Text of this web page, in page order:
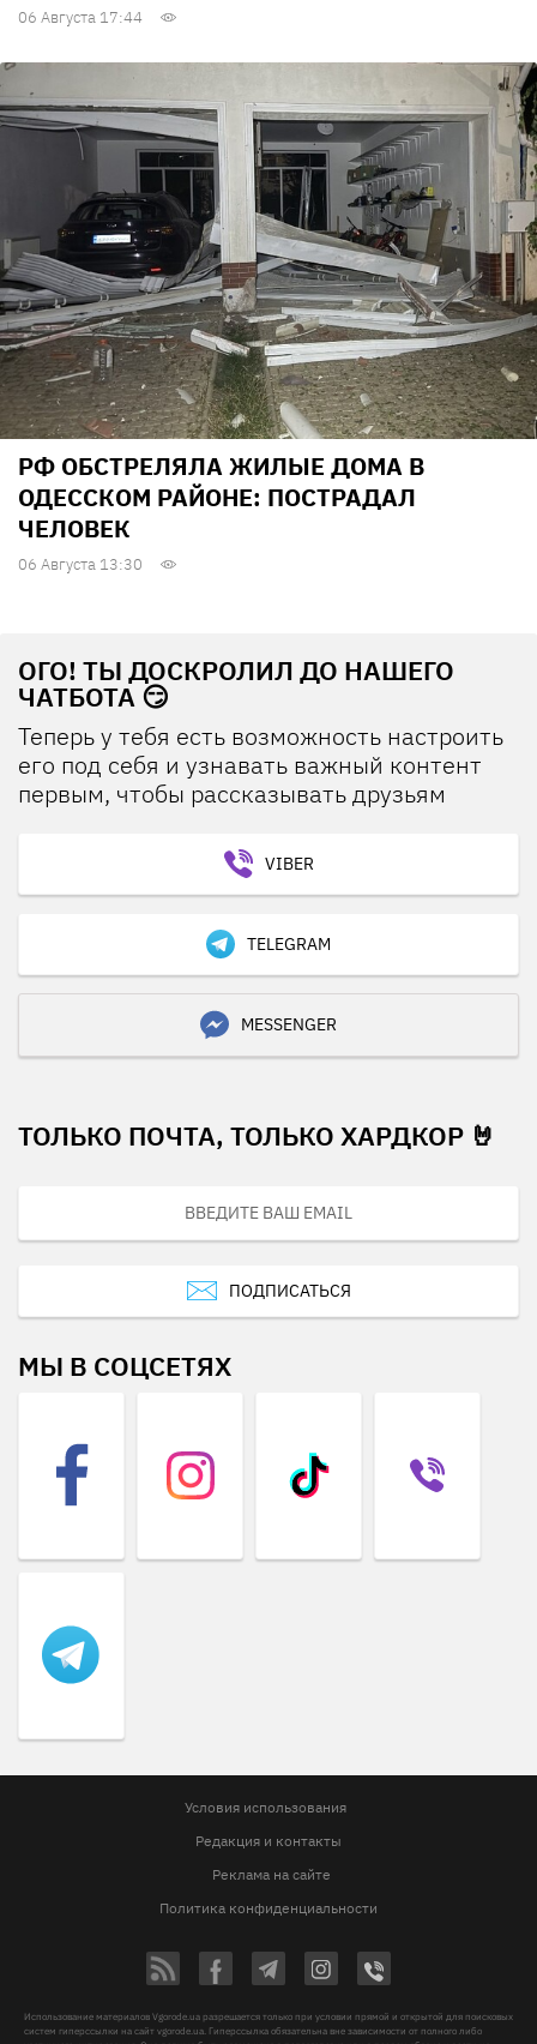
06 Августа 17:44
РФ ОБСТРЕЛЯЛА ЖИЛЫЕ ДОМА В
ОДЕССКОМ РАЙОНЕ: ПОСТРАДАЛ
ЧЕЛОВЕК
06 Августа 13:30
ОГО! ТЫ ДОСКРОЛИЛ ДО НАШЕГО
ЧАТБОТА 😏
Теперь у тебя есть возможность настроить
его под себя и узнавать важный контент
первым, чтобы рассказывать друзьям
VIBER
TELEGRAM
MESSENGER
ТОЛЬКО ПОЧТА, ТОЛЬКО ХАРДКОР 🤘
ПОДПИСАТЬСЯ
МЫ В СОЦСЕТЯХ
Условия использования
Редакция и контакты
Реклама на сайте
Политика конфиденциальности
Использование материалов Vgorode.ua разрешается только при условии прямой и открытой для поисковых
систем гиперссылки на сайт vgorode.ua. Гиперссылка обязательна вне зависимости от полного либо